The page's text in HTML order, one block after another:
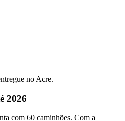
no Acre.
2026
com 60 caminhões. Com a